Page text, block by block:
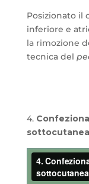
Posizionato il
inferiore e
la rimozione
tecnica del
4.